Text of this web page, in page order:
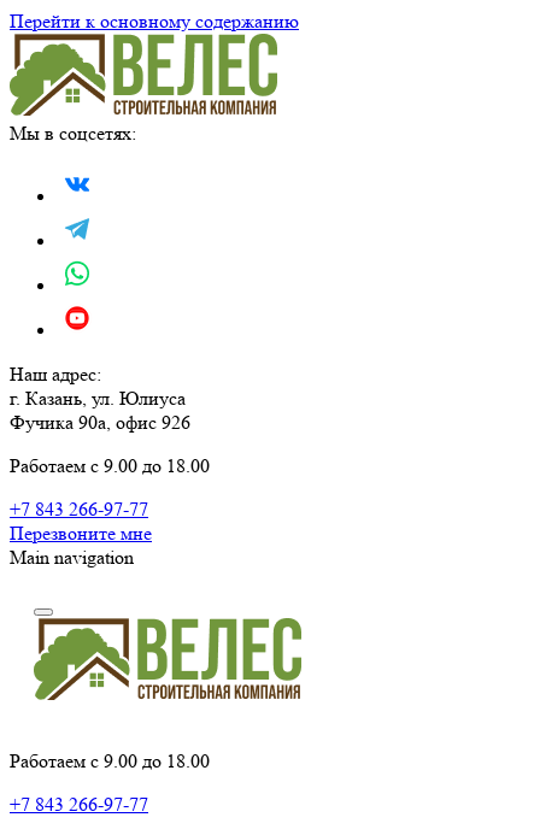
Перейти к основному содержанию
Мы в соцсетях:
Наш адрес:
г. Казань, ул. Юлиуса
Фучика 90а, офис 926
Работаем с 9.00 до 18.00
+7 843 266-97-77
Перезвоните мне
Main navigation
Работаем с 9.00 до 18.00
+7 843 266-97-77